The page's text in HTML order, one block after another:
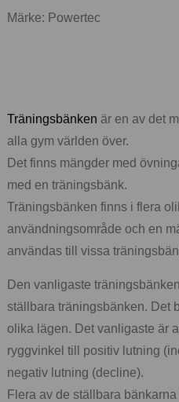
Märke: Powertec
Träningsbänken är en av det
alla gym världen över.
Det finns mängder med
med en träningsbänk.
Träningsbänken finns i flera
användningsområde och en
användas till vissa
Den vanligaste
ställbara träningsbänken. Det
olika lägen. Det vanligaste är
ryggvinkel till positiv lutning
negativ lutning (decline).
Flera av de ställbara